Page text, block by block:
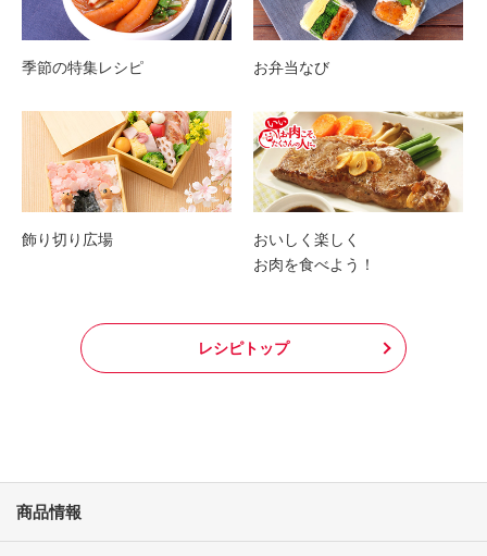
季節の特集レシピ お弁当なび
飾り切り広場
おいしく楽しく
お肉を食べよう！
レシピトップ
商品情報